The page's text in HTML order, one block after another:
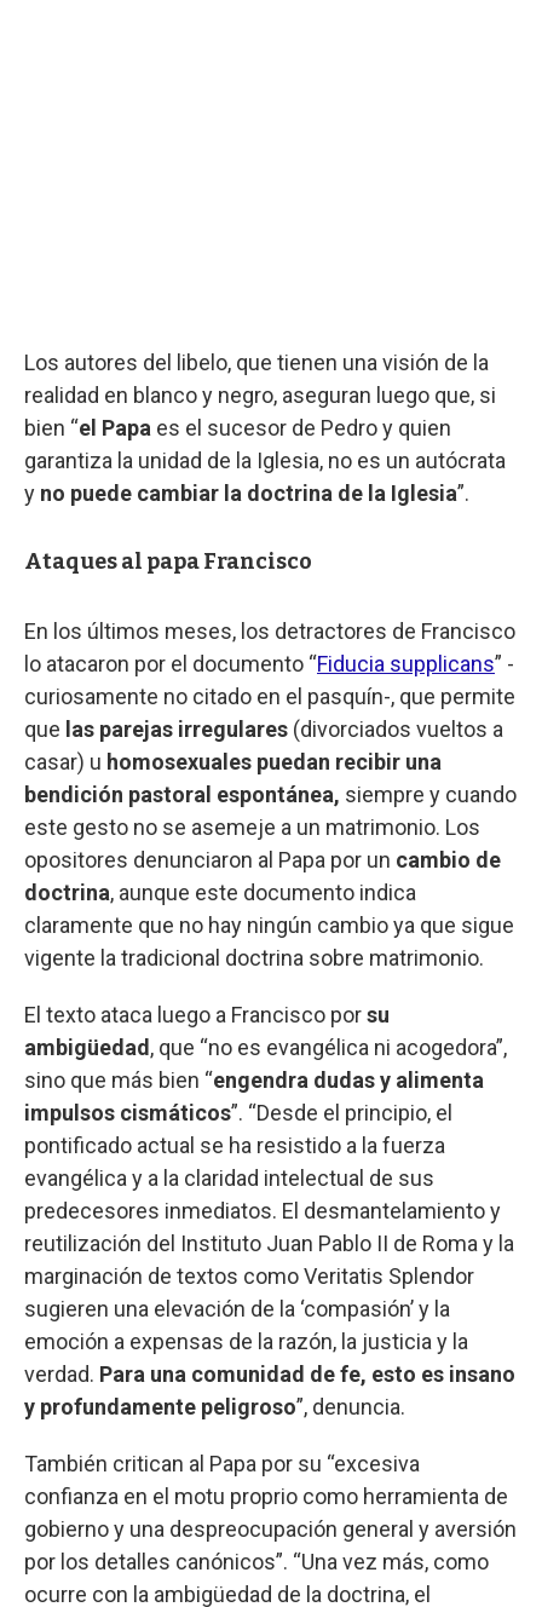
Los autores del libelo, que tienen una visión de la
realidad en blanco y negro, aseguran luego que, si
bien “el Papa es el sucesor de Pedro y quien
garantiza la unidad de la Iglesia, no es un autócrata
y no puede cambiar la doctrina de la Iglesia”.
Ataques al papa Francisco
En los últimos meses, los detractores de Francisco
lo atacaron por el documento “Fiducia supplicans” -
curiosamente no citado en el pasquín-, que permite
que las parejas irregulares (divorciados vueltos a
casar) u homosexuales puedan recibir una
bendición pastoral espontánea, siempre y cuando
este gesto no se asemeje a un matrimonio. Los
opositores denunciaron al Papa por un cambio de
doctrina, aunque este documento indica
claramente que no hay ningún cambio ya que sigue
vigente la tradicional doctrina sobre matrimonio.
El texto ataca luego a Francisco porsu
ambigüedad , que “no es evangélica ni acogedora”,
sino que más bien “engendra dudas y alimenta
impulsos cismáticos”. “Desde el principio, el
pontificado actual se ha resistido a la fuerza
evangélica y a la claridad intelectual de sus
predecesores inmediatos. El desmantelamiento y
reutilización del Instituto Juan Pablo II de Roma y la
marginación de textos como Veritatis Splendor
sugieren una elevación de la ‘compasión’ y la
emoción a expensas de la razón, la justicia y la
verdad. Para una comunidad de fe, esto es insano
y profundamente peligroso”, denuncia.
También critican al Papa por su “excesiva
confianza en el motu proprio como herramienta de
gobierno y una despreocupación general y aversión
por los detalles canónicos”. “Una vez más, como
ocurre con la ambigüedad de la doctrina, el